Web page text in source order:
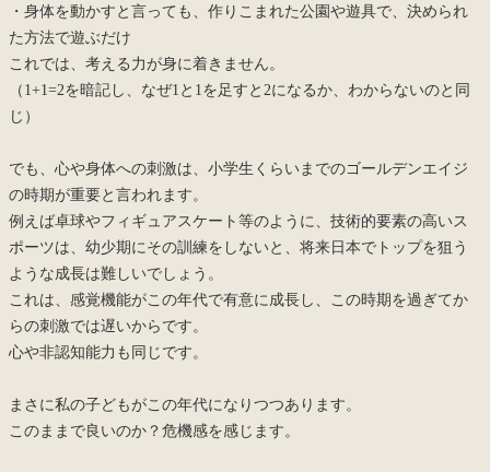
・身体を動かすと言っても、作りこまれた公園や遊具で、決められ
た方法で遊ぶだけ
これでは、考える力が身に着きません。
（1+1=2を暗記し、なぜ1と1を足すと2になるか、わからないのと同
じ）
でも、心や身体への刺激は、小学生くらいまでのゴールデンエイジ
の時期が重要と言われます。
例えば卓球やフィギュアスケート等のように、技術的要素の高いス
ポーツは、幼少期にその訓練をしないと、将来日本でトップを狙う
ような成長は難しいでしょう。
これは、感覚機能がこの年代で有意に成長し、この時期を過ぎてか
らの刺激では遅いからです。
心や非認知能力も同じです。
まさに私の子どもがこの年代になりつつあります。
このままで良いのか？危機感を感じます。